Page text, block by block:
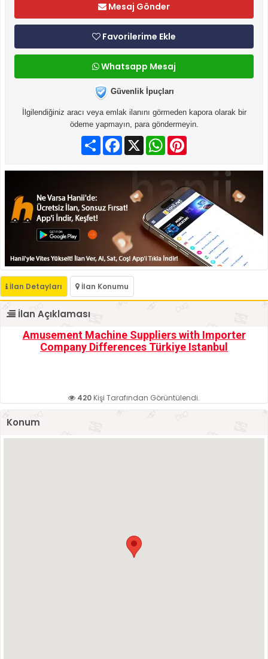
Mesaj Gönder
Favorilerime Ekle
Whatsapp Mesaj
Güvenlik İpuçları
İlgilendiğiniz aracı veya emlak ilanını görmeden kapora olarak bir
ödeme yapmayın, para göndermeyin.
PaylaşFacebook
X WhatsApp
İlan Detayları İlan Konumu
İlan Açıklaması
Amusement Machine Suppliers with Importer
Company Differences Türkiye Istanbul
420 Kişi Tarafından Görüntülendi.
Konum